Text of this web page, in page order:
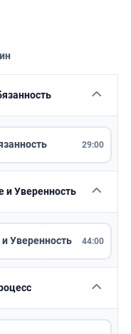
29:00
Уверенность
Уверенность 44:00